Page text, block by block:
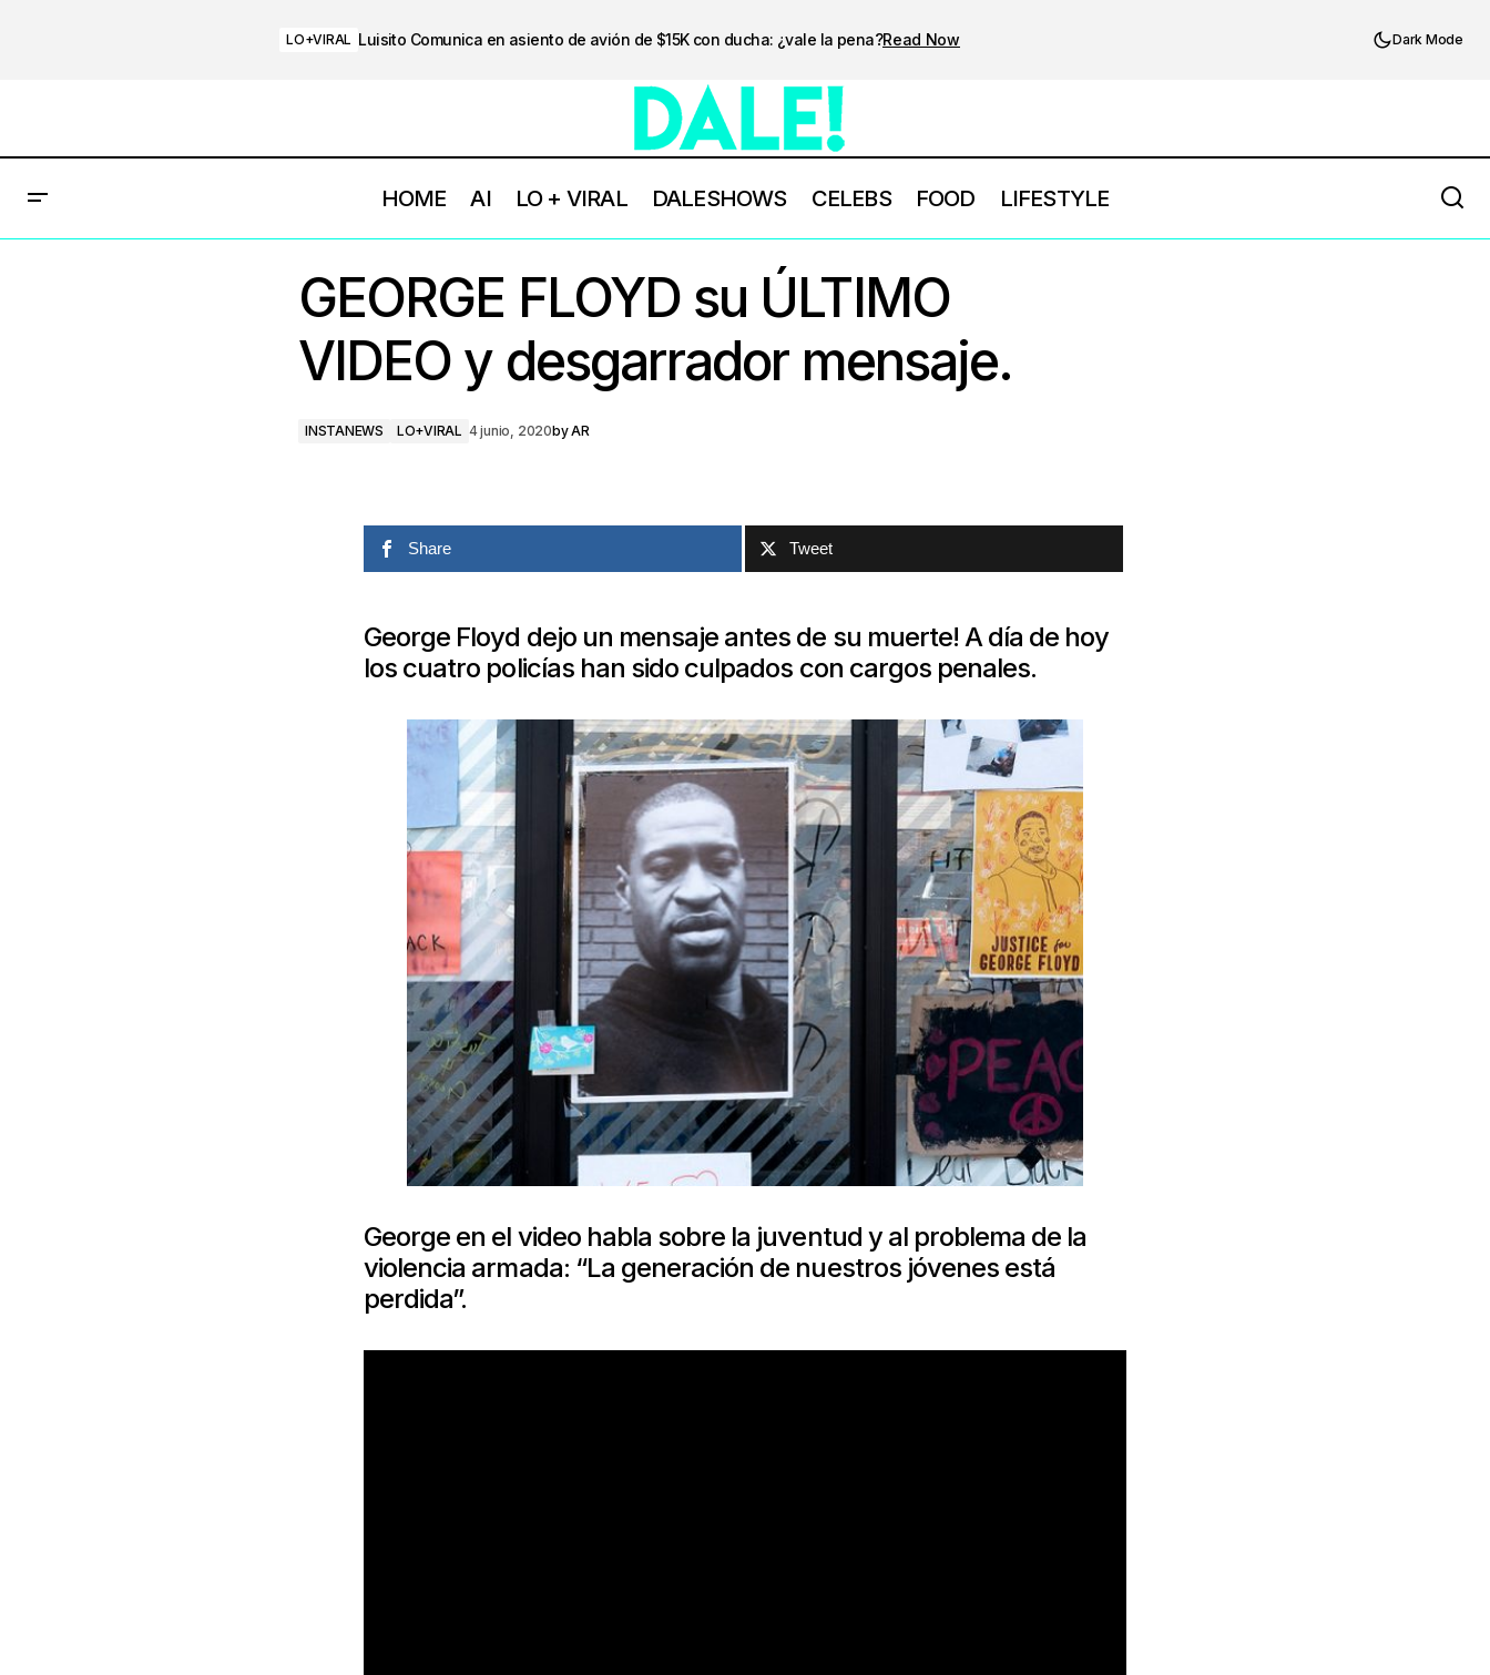
LO+VIRAL Luisito Comunica en asiento de avión de $15K con ducha: ¿vale la pena?Read Now Dark Mode
HOME AI LO + VIRAL DALESHOWS CELEBS FOOD LIFESTYLE
GEORGE FLOYD su ÚLTIMO
VIDEO y desgarrador mensaje.
INSTANEWS LO+VIRAL 4 junio, 2020byAR
Share Tweet
George Floyd dejo un mensaje antes de su muerte! A día de hoy
los cuatro policías han sido culpados con cargos penales.
George en el video habla sobre la juventud y al problema de la
violencia armada: “La generación de nuestros jóvenes está
perdida”.